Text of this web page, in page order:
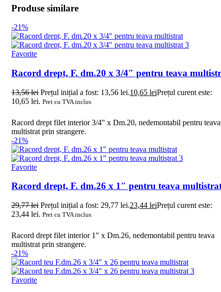
Produse similare
-21%
Favorite
Racord drept, F. dm.20 x 3/4″ pentru teava
13,56lei Prețul inițial a fost: 13,56 lei.10,65 leiPrețul curent este:
10,65 lei. Pret cu TVA inclus
Racord drept filet interior 3/4" x Dm.20, nedemontabil pentru teava
multistrat prin strangere.
-21%
Favorite
Racord drept, F. dm.26 x 1″ pentru teava
29,77lei Prețul inițial a fost: 29,77 lei.23,44 leiPrețul curent este:
23,44 lei. Pret cu TVA inclus
Racord drept filet interior 1" x Dm.26, nedemontabil pentru teava
multistrat prin strangere.
-21%
Favorite